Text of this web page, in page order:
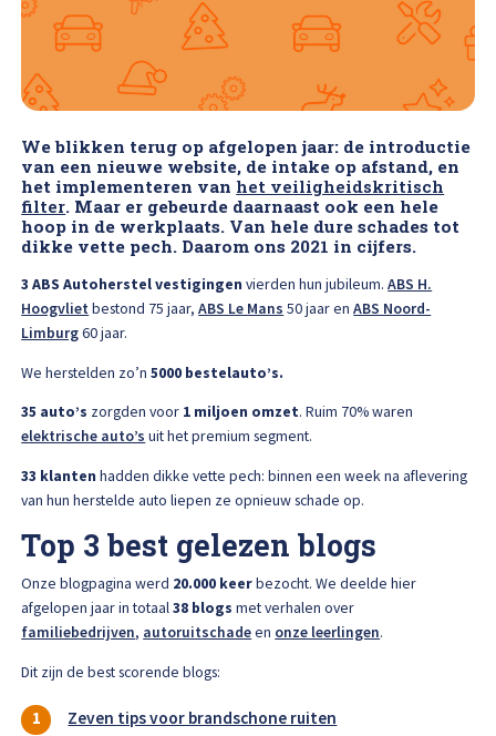
High Tech Schadeherstel
Lakschade herstellen
Spotrepair
Steenslag herstellen
Velgen herstellen
Hagelschade herstellen
Total loss
Alle soorten Specialisme
Afspraak maken
Bel ons op: 0900 - 6611111
We blikken terug op afgelopen jaar: de introductie
van een nieuwe website, de intake op afstand, en
het implementeren van het veiligheidskritisch
filter. Maar er gebeurde daarnaast ook een hele
hoop in de werkplaats. Van hele dure schades tot
dikke vette pech. Daarom ons 2021 in cijfers.
3 ABS Autoherstel vestigingen vierden hun jubileum.ABS H.
Hoogvliet bestond 75 jaar,ABS Le Mans 50 jaar enABS Noord-
Limburg60 jaar.
We herstelden zo’n5000 bestelauto’s.
35 auto’s zorgden voor 1 miljoen omzet. Ruim 70% waren
elektrische auto’s uit het premium segment.
33 klanten hadden dikke vette pech: binnen een week na aflevering
van hun herstelde auto liepen ze opnieuw schade op.
Top 3 best gelezen blogs
Onze blogpagina werd 20.000 keerbezocht. We deelde hier
afgelopen jaar in totaal38 blogs met verhalen over
familiebedrijven, autoruitschadeen onze leerlingen.
Dit zijn de best scorende blogs:
Zeven tips voor brandschone ruiten